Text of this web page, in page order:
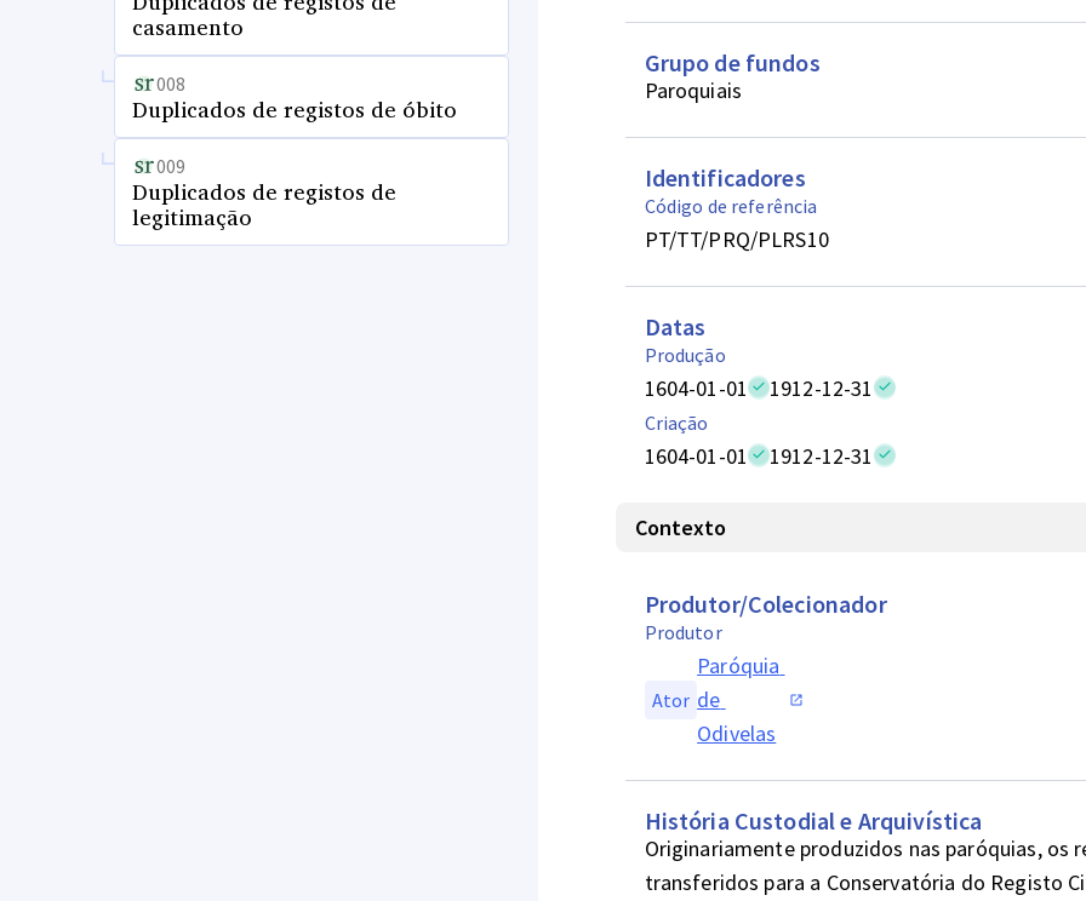
casamento
008
Duplicados de registos de óbito
009
Duplicados de registos de
legitimação
Grupo de fundos
Paroquiais
Identificadores
Código de referência
PT/TT/PRQ/PLRS10
Datas
Produção
1604-01-01 1912-12-31
Criação
1604-01-01 1912-12-31
Contexto
Produtor/Colecionador
Produtor
Ator
Paróquia
de
Odivelas
História Custodial e Arquivística
Originariamente produzidos nas paróquias,
transferidos para a Conservatória do Registo